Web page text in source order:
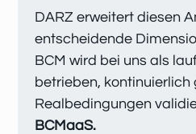
DARZ erweitert diesen
entscheidende
BCM wird bei uns als
betrieben,
Realbedingungen
BCMaaS.